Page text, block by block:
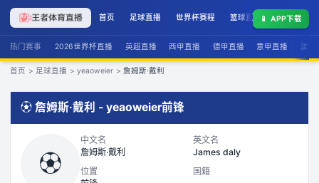
首页 足球直播 世界杯赛程 篮球直播 联赛积分
📱 APP下载
热门赛事 2026世界杯直播 英超直播 西甲直播 德甲直播 意甲直播 法甲
首页 > 足球直播 > yeaoweier > 詹姆斯·戴利
⚽ 詹姆斯·戴利 - yeaoweier前锋
⚽
中文名
詹姆斯·戴利
英文名
James daly
位置
国籍